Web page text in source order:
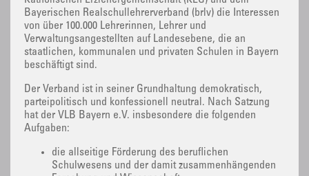
Bayerischen Realschullehrerverband (brlv) die Interessen
von über 100.000 Lehrerinnen, Lehrer und
Verwaltungsangestellten auf Landesebene, die an
staatlichen, kommunalen und privaten Schulen in Bayern
beschäftigt sind.
Der Verband ist in seiner Grundhaltung demokratisch,
parteipolitisch und konfessionell neutral. Nach Satzung
hat der VLB Bayern e.V. insbesondere die folgenden
Aufgaben:
die allseitige Förderung des beruflichen
Schulwesens und der damit zusammenhängenden